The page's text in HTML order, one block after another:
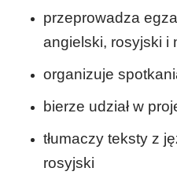
przeprowadza
angielski, rosyjski i
organizuje
bierze udział w
tłumaczy teksty z
rosyjski